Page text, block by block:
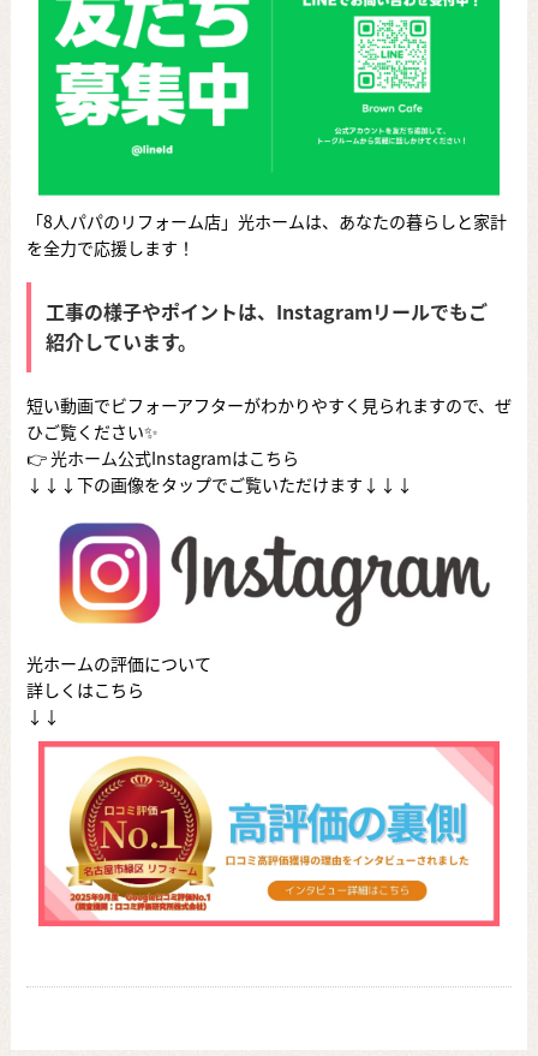
「8人パパのリフォーム店」光ホームは、あなたの暮らしと家計
を全力で応援します！
工事の様子やポイントは、Instagramリールでもご
紹介しています。
短い動画でビフォーアフターがわかりやすく見られますので、ぜ
ひご覧ください✨
👉光ホーム公式Instagramはこちら
↓↓↓下の画像をタップでご覧いただけます↓↓↓
光ホームの評価について
詳しくはこちら
↓↓